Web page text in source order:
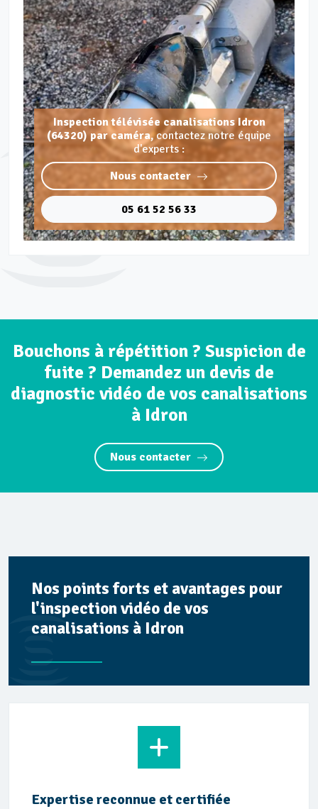
Inspection télévisée canalisations Idron
(64320) par caméra,contactez notre équipe
d'experts :
Nous contacter
05 61 52 56 33
Bouchons à répétition ? Suspicion de
fuite ? Demandez un devis de
diagnostic vidéo de vos canalisations
à Idron
Nous contacter
Nos points forts et avantages pour
l'inspection vidéo de vos
canalisations à Idron
Expertise reconnue et certifiée